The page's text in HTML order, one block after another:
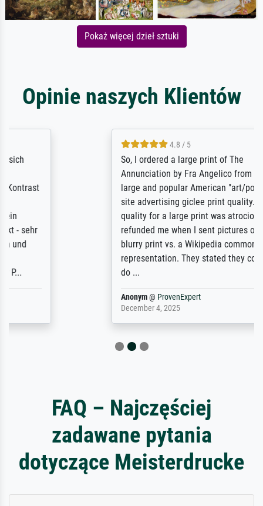
Pokaż więcej dzieł sztuki
Opinie naszych Klientów
So, I ordered a large print of The
Annunciation by Fra Angelico from a very
large and popular American "art/poster"
site advertising giclee print quality. The
quality for a large print was atrocious. They
refunded me when I sent pictures of the
blurry print vs. a Wikipedia commons
representation. They stated they couldn't
ProvenExpert
FAQ – Najczęściej
zadawane pytania
dotyczące Meisterdrucke